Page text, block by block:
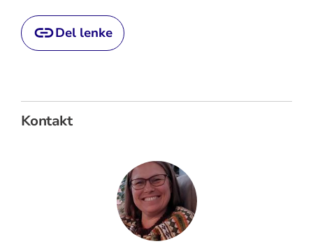
Del lenke
Kontakt